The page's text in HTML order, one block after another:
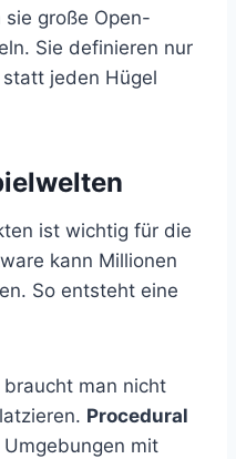
große Open-
Sie definieren nur
jeden Hügel
ist wichtig für die
kann Millionen
So entsteht eine
braucht man nicht
Procedural
mit